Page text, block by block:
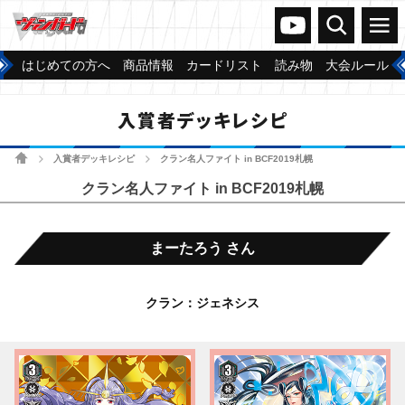
ヴァンガードch
検索 メニュー
はじめての方へ 商品情報 カードリスト 読み物 大会ルール
入賞者デッキレシピ
ホーム 入賞者デッキレシピ クラン名人ファイト in BCF2019札幌
クラン名人ファイト in BCF2019札幌
まーたろう さん
クラン：ジェネシス